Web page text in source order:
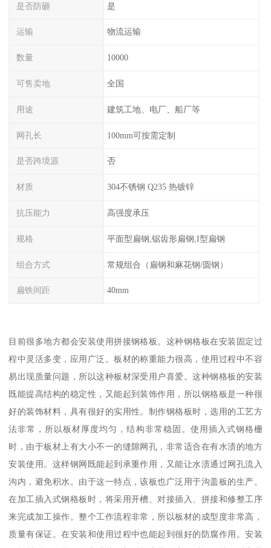
是否防砸 是
运输 物流运输
数量 10000
可售卖地 全国
用途 建筑工地、电厂、船厂等
网孔长 100mm可按需定制
是否跨境源 否
材质 304不锈钢 Q235 热镀锌
抗压能力 高强度承压
规格 平面型扁钢,锯齿形扁钢,I型扁钢
组合方式 常规组合（扁钢和麻花钢/圆钢）
扁铁间距 40mm
目前很多地方都会安装使用拼接钢格板。这种钢格板在安装固定过
程中灵活多变，应用广泛。板材的称重能力很高，使用过程中不容
易出现质量问题，所以这种板材深受用户喜爱。这种钢格板的安装
既能提高结构的稳定性，又能起到装饰作用，所以钢格板是一种很
好的装饰材料，具有很好的实用性。制作钢格板时，选用的工艺方
法非常，所以板材厚度均匀，结构非常稳固。使用插入式钢格栅
时，由于板材上有大小不一的缝隙网孔，非常适合在有水渍的地方
安装使用。这样钢网既能起到承重作用，又能让水渍通过网孔流入
沟内，避免积水。由于这一特点，该板也广泛用于沟盖板的生产。
在加工插入式钢格板时，将采用开槽、对接插入、拼接和修整工序
来完成加工操作。整个工作流程非常，所以板材的成型度非常高，
质量有保证。在安装和使用过程中也能起到很好的防腐作用。安装